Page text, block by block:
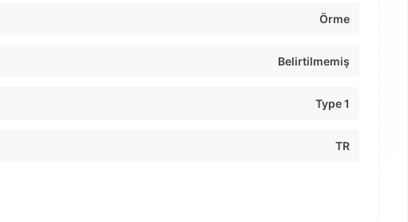
Örme
Belirtilmemiş
Type 1
TR